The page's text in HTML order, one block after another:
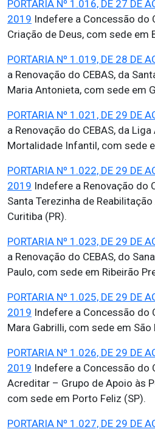
PORTARIA Nº 1.016, DE 27 DE
2019 Indefere a Concessão do
Criação de Deus, com sede em
PORTARIA Nº 1.019, DE 28 DE
a Renovação do CEBAS, da
Maria Antonieta, com sede em
PORTARIA Nº 1.021, DE 29 DE
a Renovação do CEBAS, da
Mortalidade Infantil, com sede
PORTARIA Nº 1.022, DE 29 DE
2019 Indefere a Renovação do
Santa Terezinha de
Curitiba (PR).
PORTARIA Nº 1.023, DE 29 DE
a Renovação do CEBAS, do
Paulo, com sede em Ribeirão
PORTARIA Nº 1.025, DE 29 DE
2019 Indefere a Concessão do
Mara Gabrilli, com sede em São
PORTARIA Nº 1.026, DE 29 DE
2019 Indefere a Concessão do
Acreditar – Grupo de Apoio às
com sede em Porto Feliz (SP).
PORTARIA Nº 1.027, DE 29 DE